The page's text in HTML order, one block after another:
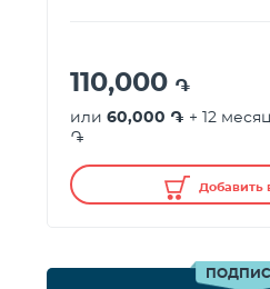
110,000 ֏
или 60,000 ֏ + 12
֏
Добавить